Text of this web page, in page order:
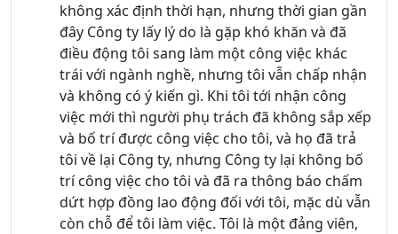
không xác định thời hạn, nhưng thời gian gần
đây Công ty lấy lý do là gặp khó khăn và đã
điều động tôi sang làm một công việc khác
trái với ngành nghề, nhưng tôi vẫn chấp nhận
và không có ý kiến gì. Khi tôi tới nhận công
việc mới thì người phụ trách đã không sắp xếp
và bố trí được công việc cho tôi, và họ đã trả
tôi về lại Công ty, nhưng Công ty lại không bố
trí công việc cho tôi và đã ra thông báo chấm
dứt hợp đồng lao động đối với tôi, mặc dù vẫn
còn chỗ để tôi làm việc. Tôi là một đảng viên,